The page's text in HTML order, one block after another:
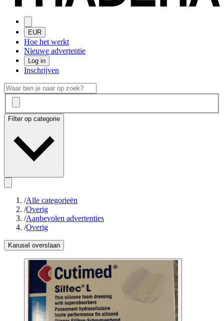
EUR
Hoe het werkt
Nieuwe advertentie
Log in
Inschrijven
Filter op categorie
/Alle categorieën
/Overig
/Aanbevolen advertenties
/Overig
Karusel overslaan